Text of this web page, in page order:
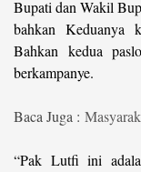
Bupati dan Wakil
bahkan Keduanya
Bahkan kedua
berkampanye.
Baca Juga :
“Pak Lutfi ini